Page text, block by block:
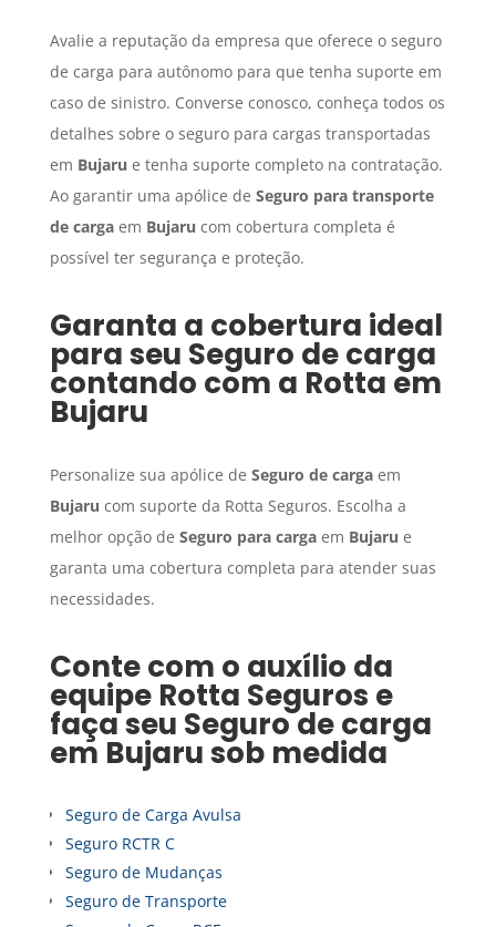
Avalie a reputação da empresa que oferece o seguro
de carga para autônomo para que tenha suporte em
caso de sinistro. Converse conosco, conheça todos os
detalhes sobre o seguro para cargas transportadas
em Bujaru e tenha suporte completo na contratação.
Ao garantir uma apólice de Seguro para transporte
de cargaem Bujaru com cobertura completa é
possível ter segurança e proteção.
Garanta a cobertura ideal
para seu Seguro de carga
contando com a Rotta em
Bujaru
Personalize sua apólice de Seguro de cargaem
Bujaru com suporte da Rotta Seguros. Escolha a
melhor opção de Seguro para cargaem Bujaru e
garanta uma cobertura completa para atender suas
necessidades.
Conte com o auxílio da
equipe Rotta Seguros e
faça seu Seguro de carga
em Bujarusob medida
Seguro de Carga Avulsa
Seguro RCTR C
Seguro de Mudanças
Seguro de Transporte